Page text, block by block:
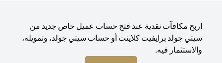
اربح مكافآت نقدية عند فتح حساب عميل خاص جديد من
سيتي جولد برايفيت كلاينت أو حساب سيتي جولد، وتمويله،
والاستثمار فيه.